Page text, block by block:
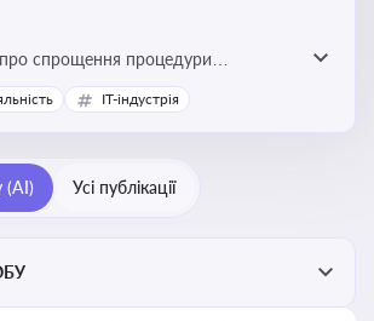
спрощення процедури
ділянок для розвитку цифрової
IT-індустрія
(AI) Усі публікації